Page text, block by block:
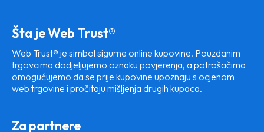
Šta je Web Trust®
Web Trust® je simbol sigurne online kupovine. Pouzdanim
trgovcima dodjeljujemo oznaku povjerenja, a potrošačima
omogućujemo da se prije kupovine upoznaju s ocjenom
web trgovine i pročitaju mišljenja drugih kupaca.
Za partnere